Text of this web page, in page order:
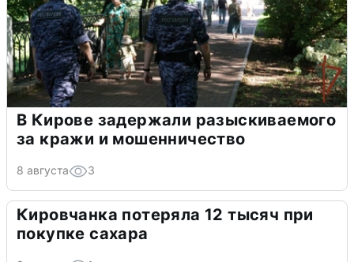
В Кирове задержали разыскиваемого
за кражи и мошенничество
8 августа 3
Кировчанка потеряла 12 тысяч при
покупке сахара